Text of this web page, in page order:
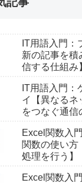
IT用語入門：
新の記事を積
信する仕組み】
IT用語入門：
イ【異なるネ
をつなぐ通信
Excel関数入
関数の使い方
処理を行う】
Excel関数入